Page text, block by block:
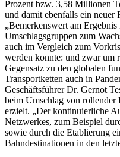
Prozent bzw. 3,58 Millionen
und damit ebenfalls ein neuer
„Bemerkenswert am
Umschlagsgruppen zum
auch im Vergleich zum
werden konnte: und zwar um
Gegensatz zu den globalen
Transportketten auch in
Geschäftsführer Dr. Gernot
beim Umschlag von
erzielt. „Der kontinuierliche
Netzwerkes, zum Beispiel
sowie durch die Etablierung
Bahndestinationen in den